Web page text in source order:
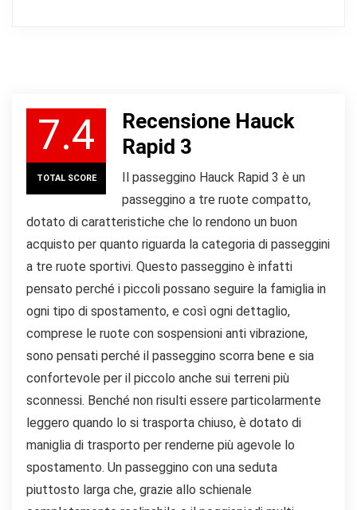
7.4
TOTAL SCORE
Recensione Hauck
Rapid 3
Il passeggino Hauck Rapid 3 è un
passeggino a tre ruote compatto,
dotato di caratteristiche che lo rendono un buon
acquisto per quanto riguarda la categoria di passeggini
a tre ruote sportivi. Questo passeggino è infatti
pensato perché i piccoli possano seguire la famiglia in
ogni tipo di spostamento, e così ogni dettaglio,
comprese le ruote con sospensioni anti vibrazione,
sono pensati perché il passeggino scorra bene e sia
confortevole per il piccolo anche sui terreni più
sconnessi. Benché non risulti essere particolarmente
leggero quando lo si trasporta chiuso, è dotato di
maniglia di trasporto per renderne più agevole lo
spostamento. Un passeggino con una seduta
piuttosto larga che, grazie allo schienale